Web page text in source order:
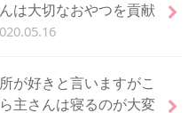
は大切なおやつを貢献
が好きと言いますがこ
主さんは寝るのが大変